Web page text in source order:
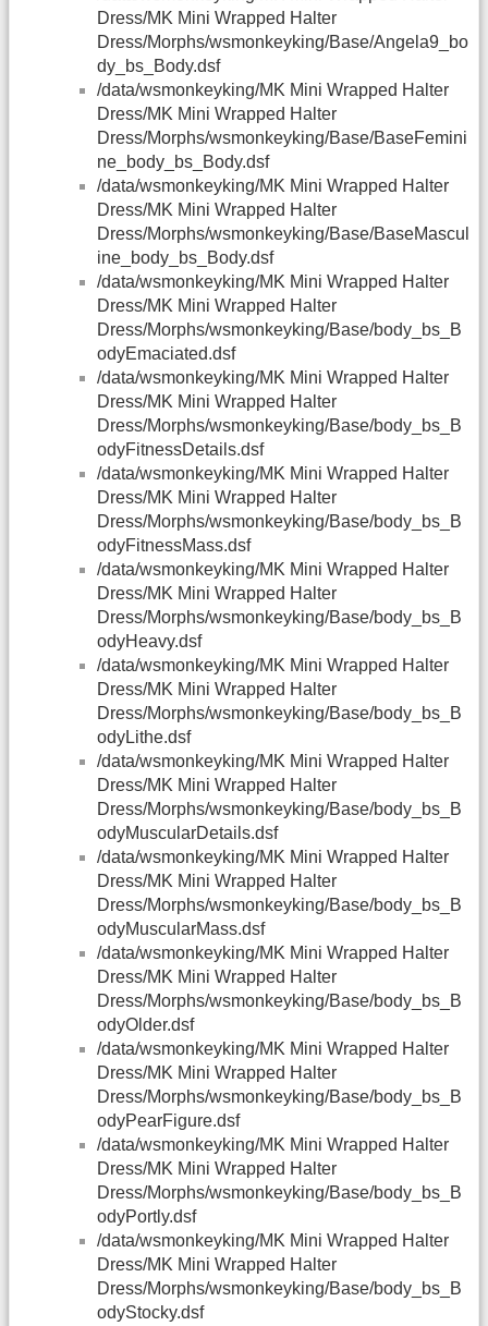
Dress/MK Mini Wrapped Halter
Dress/Morphs/wsmonkeyking/Base/Angela9_bo
dy_bs_Body.dsf
/data/wsmonkeyking/MK Mini Wrapped Halter
Dress/MK Mini Wrapped Halter
Dress/Morphs/wsmonkeyking/Base/BaseFemini
ne_body_bs_Body.dsf
/data/wsmonkeyking/MK Mini Wrapped Halter
Dress/MK Mini Wrapped Halter
Dress/Morphs/wsmonkeyking/Base/BaseMascul
ine_body_bs_Body.dsf
/data/wsmonkeyking/MK Mini Wrapped Halter
Dress/MK Mini Wrapped Halter
Dress/Morphs/wsmonkeyking/Base/body_bs_B
odyEmaciated.dsf
/data/wsmonkeyking/MK Mini Wrapped Halter
Dress/MK Mini Wrapped Halter
Dress/Morphs/wsmonkeyking/Base/body_bs_B
odyFitnessDetails.dsf
/data/wsmonkeyking/MK Mini Wrapped Halter
Dress/MK Mini Wrapped Halter
Dress/Morphs/wsmonkeyking/Base/body_bs_B
odyFitnessMass.dsf
/data/wsmonkeyking/MK Mini Wrapped Halter
Dress/MK Mini Wrapped Halter
Dress/Morphs/wsmonkeyking/Base/body_bs_B
odyHeavy.dsf
/data/wsmonkeyking/MK Mini Wrapped Halter
Dress/MK Mini Wrapped Halter
Dress/Morphs/wsmonkeyking/Base/body_bs_B
odyLithe.dsf
/data/wsmonkeyking/MK Mini Wrapped Halter
Dress/MK Mini Wrapped Halter
Dress/Morphs/wsmonkeyking/Base/body_bs_B
odyMuscularDetails.dsf
/data/wsmonkeyking/MK Mini Wrapped Halter
Dress/MK Mini Wrapped Halter
Dress/Morphs/wsmonkeyking/Base/body_bs_B
odyMuscularMass.dsf
/data/wsmonkeyking/MK Mini Wrapped Halter
Dress/MK Mini Wrapped Halter
Dress/Morphs/wsmonkeyking/Base/body_bs_B
odyOlder.dsf
/data/wsmonkeyking/MK Mini Wrapped Halter
Dress/MK Mini Wrapped Halter
Dress/Morphs/wsmonkeyking/Base/body_bs_B
odyPearFigure.dsf
/data/wsmonkeyking/MK Mini Wrapped Halter
Dress/MK Mini Wrapped Halter
Dress/Morphs/wsmonkeyking/Base/body_bs_B
odyPortly.dsf
/data/wsmonkeyking/MK Mini Wrapped Halter
Dress/MK Mini Wrapped Halter
Dress/Morphs/wsmonkeyking/Base/body_bs_B
odyStocky.dsf